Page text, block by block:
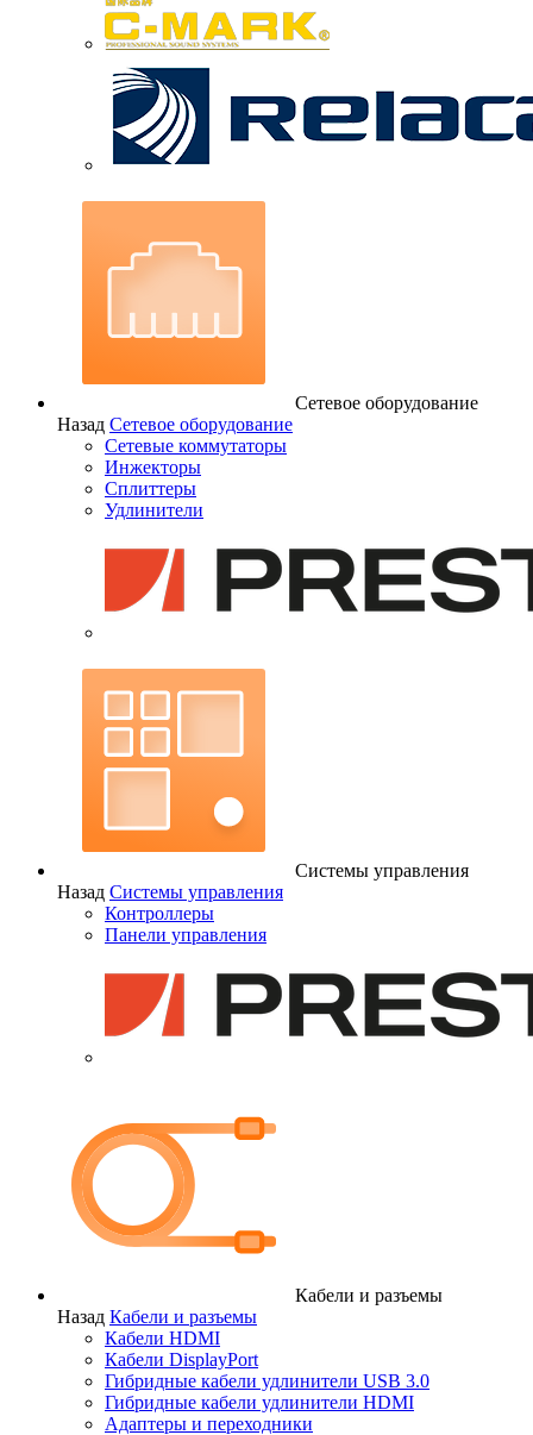
Сетевое оборудование
Назад Сетевое оборудование
Сетевые коммутаторы
Инжекторы
Сплиттеры
Удлинители
Системы управления
Назад Системы управления
Контроллеры
Панели управления
Кабели и разъемы
Назад Кабели и разъемы
Кабели HDMI
Кабели DisplayPort
Гибридные кабели удлинители USB 3.0
Гибридные кабели удлинители HDMI
Адаптеры и переходники